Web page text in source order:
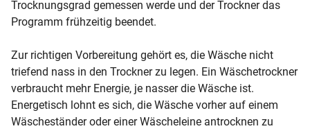
Trocknungsgrad gemessen werde und der Trockner das
Programm frühzeitig beendet.
Zur richtigen Vorbereitung gehört es, die Wäsche nicht
triefend nass in den Trockner zu legen. Ein Wäschetrockner
verbraucht mehr Energie, je nasser die Wäsche ist.
Energetisch lohnt es sich, die Wäsche vorher auf einem
Wäscheständer oder einer Wäscheleine antrocknen zu